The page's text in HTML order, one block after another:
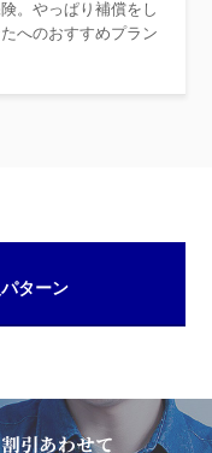
。やっぱり補償をし
へのおすすめプラン
ターン